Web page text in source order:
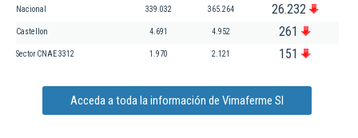
Nacional 339.032 365.264 26.232
Castellon 4.691 4.952 261
Sector CNAE 3312 1.970 2.121 151
Acceda a toda la información de Vimaferme Sl